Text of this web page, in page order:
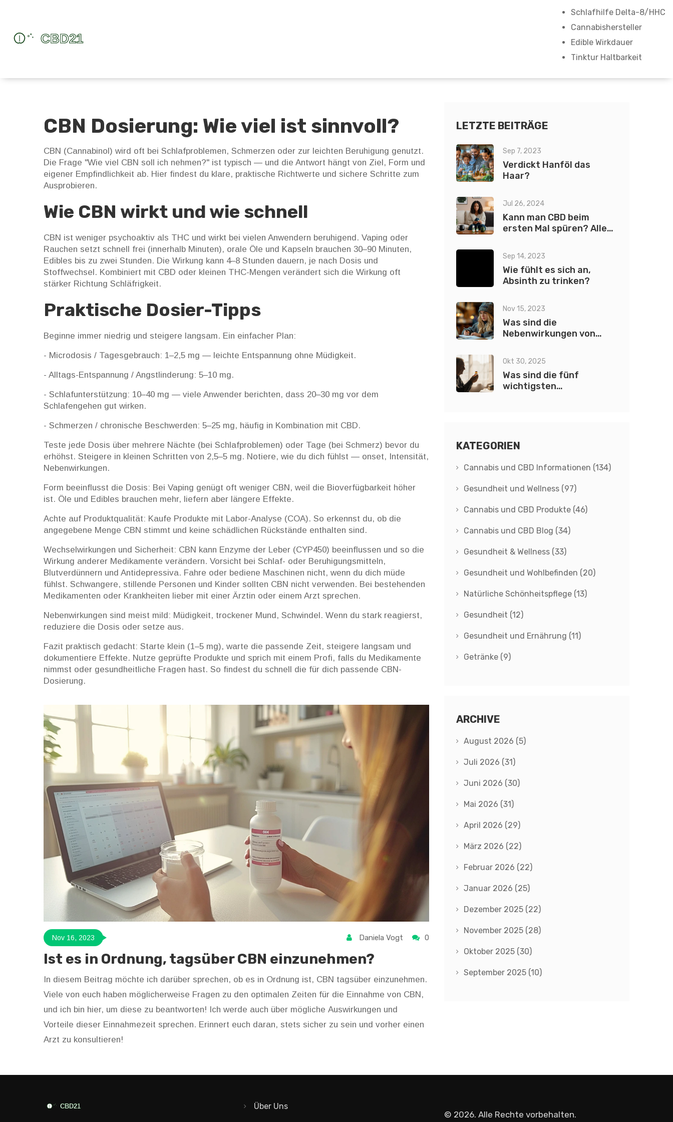
Schlafhilfe Delta-8/HHC
Cannabishersteller
Edible Wirkdauer
Tinktur Haltbarkeit
CBN Dosierung: Wie viel ist sinnvoll?
CBN (Cannabinol) wird oft bei Schlafproblemen, Schmerzen oder zur leichten Beruhigung genutzt.
Die Frage "Wie viel CBN soll ich nehmen?" ist typisch — und die Antwort hängt von Ziel, Form und
eigener Empfindlichkeit ab. Hier findest du klare, praktische Richtwerte und sichere Schritte zum
Ausprobieren.
Wie CBN wirkt und wie schnell
CBN ist weniger psychoaktiv als THC und wirkt bei vielen Anwendern beruhigend. Vaping oder
Rauchen setzt schnell frei (innerhalb Minuten), orale Öle und Kapseln brauchen 30–90 Minuten,
Edibles bis zu zwei Stunden. Die Wirkung kann 4–8 Stunden dauern, je nach Dosis und
Stoffwechsel. Kombiniert mit CBD oder kleinen THC-Mengen verändert sich die Wirkung oft
stärker Richtung Schläfrigkeit.
Praktische Dosier-Tipps
Beginne immer niedrig und steigere langsam. Ein einfacher Plan:
- Microdosis / Tagesgebrauch: 1–2,5 mg — leichte Entspannung ohne Müdigkeit.
- Alltags-Entspannung / Angstlinderung: 5–10 mg.
- Schlafunterstützung: 10–40 mg — viele Anwender berichten, dass 20–30 mg vor dem
Schlafengehen gut wirken.
- Schmerzen / chronische Beschwerden: 5–25 mg, häufig in Kombination mit CBD.
Teste jede Dosis über mehrere Nächte (bei Schlafproblemen) oder Tage (bei Schmerz) bevor du
erhöhst. Steigere in kleinen Schritten von 2,5–5 mg. Notiere, wie du dich fühlst — onset, Intensität,
Nebenwirkungen.
Form beeinflusst die Dosis: Bei Vaping genügt oft weniger CBN, weil die Bioverfügbarkeit höher
ist. Öle und Edibles brauchen mehr, liefern aber längere Effekte.
Achte auf Produktqualität: Kaufe Produkte mit Labor-Analyse (COA). So erkennst du, ob die
angegebene Menge CBN stimmt und keine schädlichen Rückstände enthalten sind.
Wechselwirkungen und Sicherheit: CBN kann Enzyme der Leber (CYP450) beeinflussen und so die
Wirkung anderer Medikamente verändern. Vorsicht bei Schlaf- oder Beruhigungsmitteln,
Blutverdünnern und Antidepressiva. Fahre oder bediene Maschinen nicht, wenn du dich müde
fühlst. Schwangere, stillende Personen und Kinder sollten CBN nicht verwenden. Bei bestehenden
Medikamenten oder Krankheiten lieber mit einer Ärztin oder einem Arzt sprechen.
Nebenwirkungen sind meist mild: Müdigkeit, trockener Mund, Schwindel. Wenn du stark reagierst,
reduziere die Dosis oder setze aus.
Fazit praktisch gedacht: Starte klein (1–5 mg), warte die passende Zeit, steigere langsam und
dokumentiere Effekte. Nutze geprüfte Produkte und sprich mit einem Profi, falls du Medikamente
nimmst oder gesundheitliche Fragen hast. So findest du schnell die für dich passende CBN-
Dosierung.
Nov 16, 2023 Daniela Vogt 0
Ist es in Ordnung, tagsüber CBN einzunehmen?
In diesem Beitrag möchte ich darüber sprechen, ob es in Ordnung ist, CBN tagsüber einzunehmen.
Viele von euch haben möglicherweise Fragen zu den optimalen Zeiten für die Einnahme von CBN,
und ich bin hier, um diese zu beantworten! Ich werde auch über mögliche Auswirkungen und
Vorteile dieser Einnahmezeit sprechen. Erinnert euch daran, stets sicher zu sein und vorher einen
Arzt zu konsultieren!
LETZTE BEITRÄGE
Sep 7, 2023
Verdickt Hanföl das
Haar?
Jul 26, 2024
Kann man CBD beim
ersten Mal spüren? Alles,
Sep 14, 2023
Wie fühlt es sich an,
Absinth zu trinken?
Nov 15, 2023
Was sind die
Nebenwirkungen von
Okt 30, 2025
Was sind die fünf
wichtigsten
KATEGORIEN
Cannabis und CBD Informationen (134)
Gesundheit und Wellness (97)
Cannabis und CBD Produkte (46)
Cannabis und CBD Blog (34)
Gesundheit & Wellness (33)
Gesundheit und Wohlbefinden (20)
Natürliche Schönheitspflege (13)
Gesundheit (12)
Gesundheit und Ernährung (11)
Getränke (9)
ARCHIVE
August 2026 (5)
Juli 2026 (31)
Juni 2026 (30)
Mai 2026 (31)
April 2026 (29)
März 2026 (22)
Februar 2026 (22)
Januar 2026 (25)
Dezember 2025 (22)
November 2025 (28)
Oktober 2025 (30)
September 2025 (10)
Über Uns
© 2026. Alle Rechte vorbehalten.